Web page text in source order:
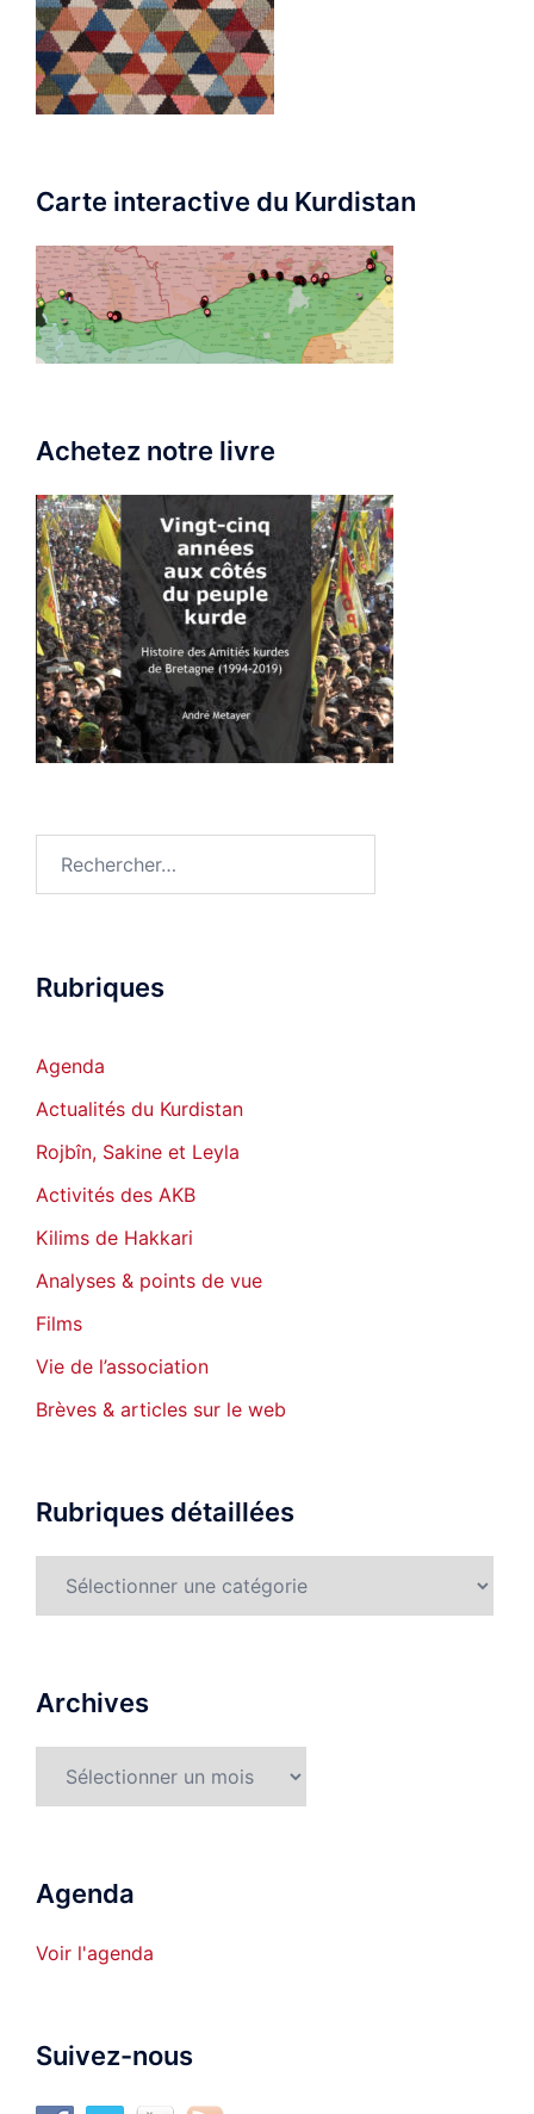
Carte interactive du Kurdistan
Achetez notre livre
Rubriques
Agenda
Actualités du Kurdistan
Rojbîn, Sakine et Leyla
Activités des AKB
Kilims de Hakkari
Analyses & points de vue
Films
Vie de l’association
Brèves & articles sur le web
Rubriques détaillées
détaillées
Archives
Agenda
Voir l'agenda
Suivez-nous